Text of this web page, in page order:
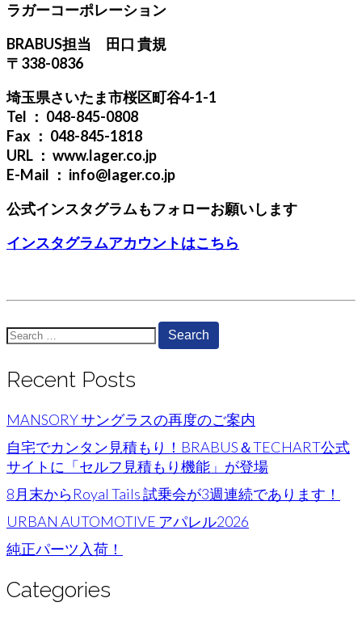
ラガーコーポレーション
BRABUS担当 田口 貴規
〒338-0836
埼玉県さいたま市桜区町谷4-1-1
Tel ： 048-845-0808
Fax ： 048-845-1818
URL ： www.lager.co.jp
E-Mail ： info@lager.co.jp
公式インスタグラムもフォローお願いします
インスタグラムアカウントはこちら
Search
for:
Recent Posts
MANSORY サングラスの再度のご案内
自宅でカンタン見積もり！BRABUS＆TECHART公式
サイトに「セルフ見積もり機能」が登場
8月末からRoyal Tails 試乗会が3週連続であります！
URBAN AUTOMOTIVE アパレル2026
純正パーツ入荷！
Categories